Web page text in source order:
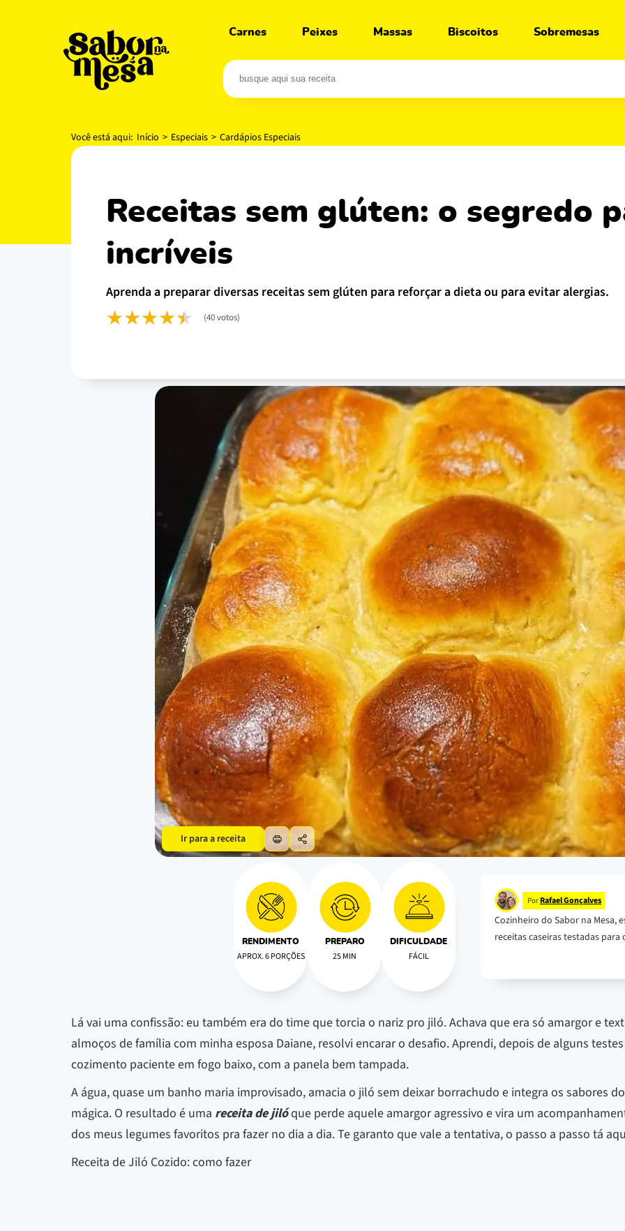
Carnes Peixes Massas Biscoitos Sobremesas
Você está aqui: Início > Especiais > Cardápios Especiais
receitas sem glúten: o segredo para receitas
incríveis
aprenda a preparar diversas receitas sem glúten para reforçar a dieta ou para evitar alergias.
(40 votos)
Ir para a receita
RENDIMENTO
APROX. 6 PORÇÕES
PREPARO
25 MIN
DIFICULDADE
FÁCIL
Por Rafael Gonçalves
Cozinheiro do Sabor na Mesa,
receitas caseiras testadas para
Lá vai uma confissão: eu também era do time que torcia o nariz pro jiló. Achava que era só amargor e
almoços de família com minha esposa Daiane, resolvi encarar o desafio. Aprendi, depois de alguns
cozimento paciente em fogo baixo, com a panela bem tampada.
A água, quase um banho maria improvisado, amacia o jiló sem deixar borrachudo e integra os sabores
mágica. O resultado é uma receita de jilóque perde aquele amargor agressivo e vira um
dos meus legumes favoritos pra fazer no dia a dia. Te garanto que vale a tentativa, o passo a passo tá
Receita de Jiló Cozido: como fazer